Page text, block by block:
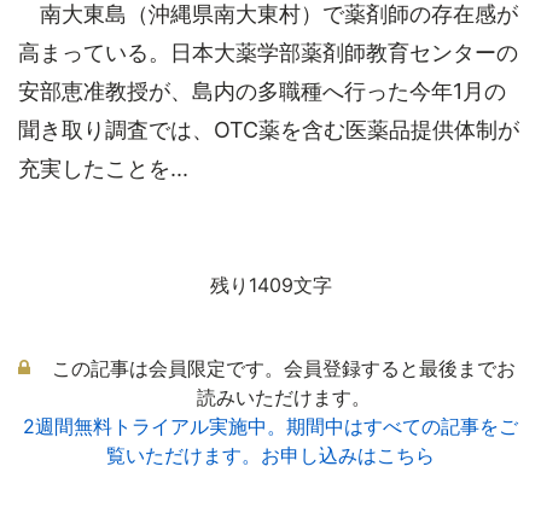
南大東島（沖縄県南大東村）で薬剤師の存在感が
高まっている。日本大薬学部薬剤師教育センターの
安部恵准教授が、島内の多職種へ行った今年1月の
聞き取り調査では、OTC薬を含む医薬品提供体制が
充実したことを...
残り1409文字
この記事は会員限定です。会員登録すると最後までお
読みいただけます。
2週間無料トライアル実施中。期間中はすべての記事をご
覧いただけます。お申し込みはこちら